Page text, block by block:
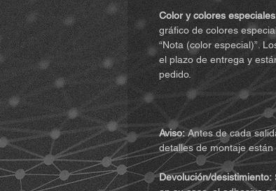
Color y colores
gráfico de colores
“Nota (color especial)”.
el plazo de entrega y
pedido.
Aviso:Antes de cada
detalles de montaje
Devolución/desistimiento: